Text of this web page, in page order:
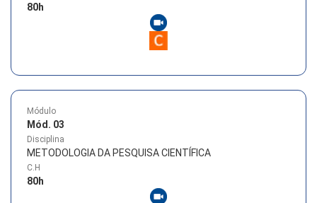
80h
Módulo
Mód. 03
Disciplina
METODOLOGIA DA PESQUISA CIENTÍFICA
C.H
80h